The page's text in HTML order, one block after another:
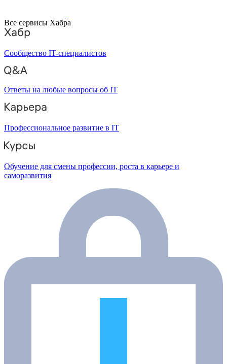
Все сервисы Хабра
Сообщество IT-специалистов
Ответы на любые вопросы об IT
Профессиональное развитие в IT
Обучение для смены профессии, роста в карьере и
саморазвития